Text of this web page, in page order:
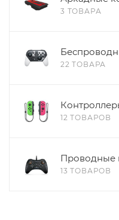
3 ТОВАРА
22 ТОВАРА
12 ТОВАРОВ
Проводные
13 ТОВАРОВ